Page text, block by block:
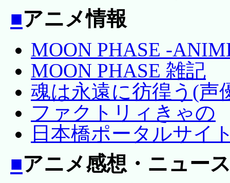
■アニメ情報
MOON PHASE -
MOON PHASE 雑記
魂は永遠に彷徨う(声
ファクトリィきゃの
日本橋ポータルサイ
■アニメ感想・ニュー